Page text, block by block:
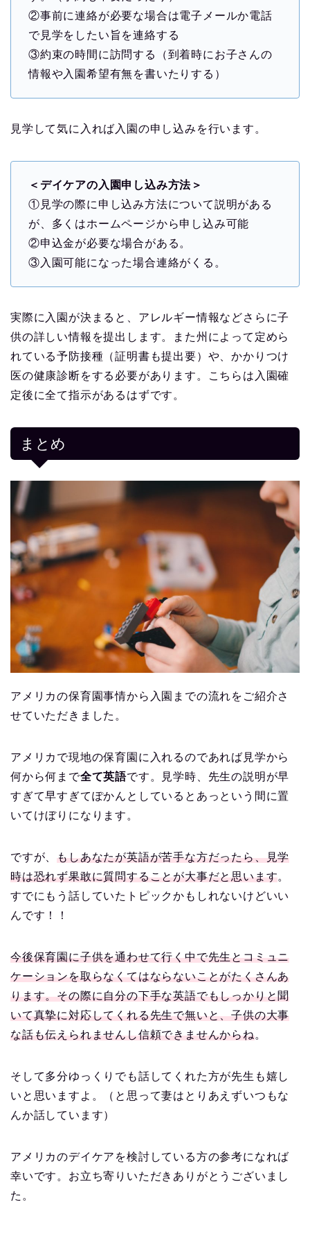
②事前に連絡が必要な場合は電子メールか電話
で見学をしたい旨を連絡する
③約束の時間に訪問する（到着時にお子さんの
情報や入園希望有無を書いたりする）
見学して気に入れば入園の申し込みを行います。
＜デイケアの入園申し込み方法＞
①見学の際に申し込み方法について説明がある
が、多くはホームページから申し込み可能
②申込金が必要な場合がある。
③入園可能になった場合連絡がくる。
実際に入園が決まると、アレルギー情報などさらに子
供の詳しい情報を提出します。また州によって定めら
れている予防接種（証明書も提出要）や、かかりつけ
医の健康診断をする必要があります。こちらは入園確
定後に全て指示があるはずです。
まとめ
アメリカの保育園事情から入園までの流れをご紹介さ
せていただきました。
アメリカで現地の保育園に入れるのであれば見学から
何から何まで全て英語です。見学時、先生の説明が早
すぎて早すぎてぽかんとしているとあっという間に置
いてけぼりになります。
ですが、もしあなたが英語が苦手な方だったら、見学
時は恐れず果敢に質問することが大事だと思います。
すでにもう話していたトピックかもしれないけどいい
んです！！
今後保育園に子供を通わせて行く中で先生とコミュニ
ケーションを取らなくてはならないことがたくさんあ
ります。その際に自分の下手な英語でもしっかりと聞
いて真摯に対応してくれる先生で無いと、子供の大事
な話も伝えられませんし信頼できませんからね。
そして多分ゆっくりでも話してくれた方が先生も嬉し
いと思いますよ。（と思って妻はとりあえずいつもな
んか話しています）
アメリカのデイケアを検討している方の参考になれば
幸いです。お立ち寄りいただきありがとうございまし
た。